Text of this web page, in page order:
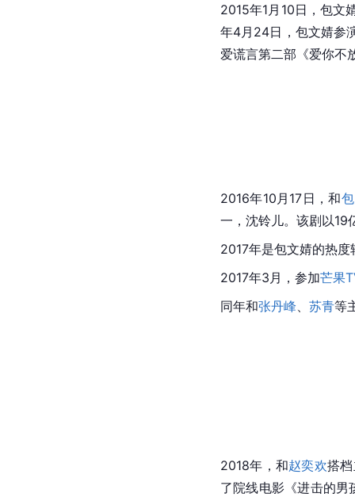
2015年1月10日，包文
年4月24日，包文婧参
爱谎言第二部《爱你不
2016年10月17日，和
一，沈铃儿。该剧以19
2017年是包文婧的热度
2017年3月，参加芒果
同年和张丹峰、 苏青等
2018年，和赵奕欢搭
了院线电影《进击的